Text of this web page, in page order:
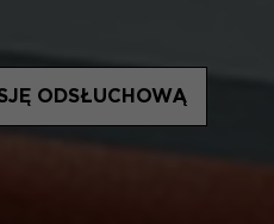
ODSŁUCHOWĄ